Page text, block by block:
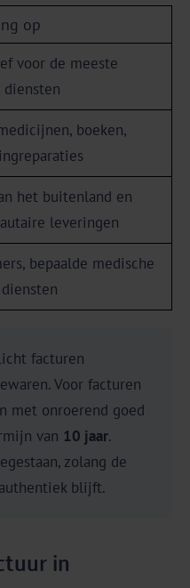
op
voor de meeste
boeken,
het buitenland en
leveringen
bepaalde medische
facturen
Voor facturen
met onroerend goed
van 10 jaar.
zolang de
blijft.
in